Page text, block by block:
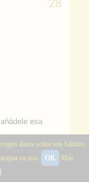
esa
datos sobre sus hábitos
su uso.
OK
Más